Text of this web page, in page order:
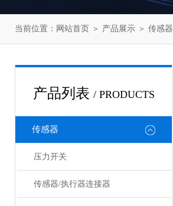
当前位置： 网站首页 ＞ 产品展示 ＞ 传感器
产品列表 / PRODUCTS
传感器
压力开关
传感器/执行器连接器